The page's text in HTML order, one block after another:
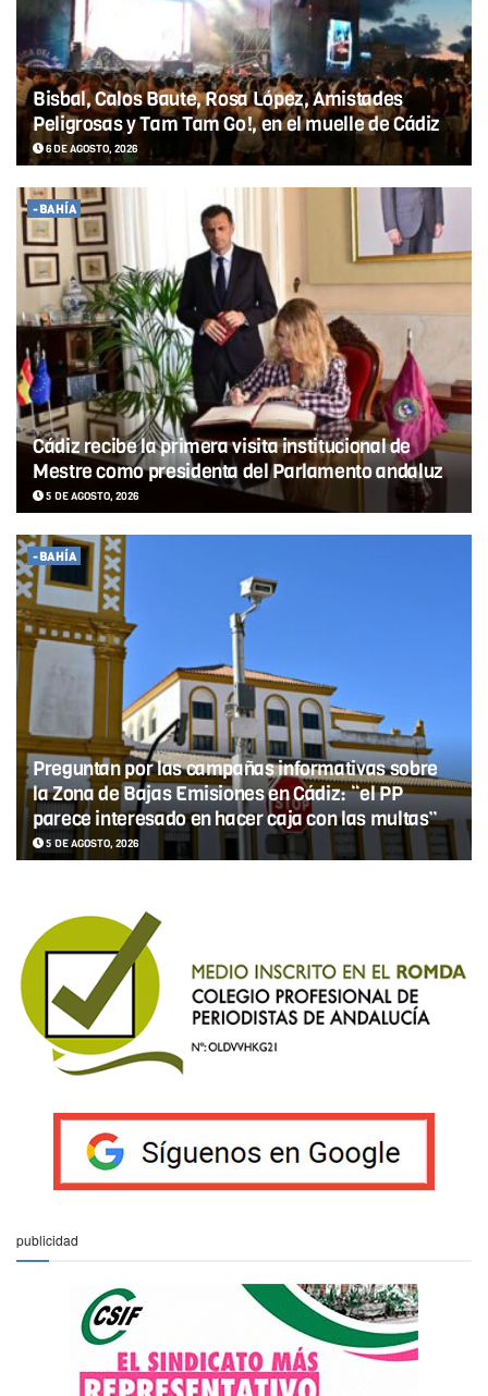
Bisbal, Calos Baute, Rosa López, Amistades
Peligrosas y Tam Tam Go!, en el muelle de Cádiz
6 DE AGOSTO, 2026
-BAHÍA
Cádiz recibe la primera visita institucional de
Mestre como presidenta del Parlamento andaluz
5 DE AGOSTO, 2026
-BAHÍA
Preguntan por las campañas informativas sobre
la Zona de Bajas Emisiones en Cádiz: “el PP
parece interesado en hacer caja con las multas”
5 DE AGOSTO, 2026
publicidad